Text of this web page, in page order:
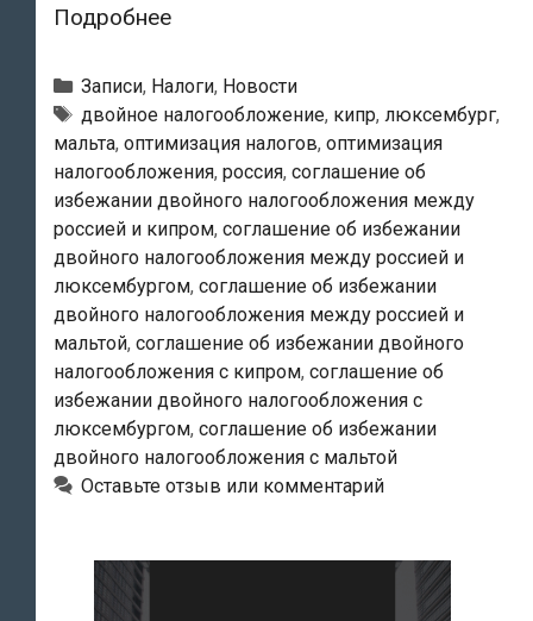
ПодробнееМальта
Люксембург
готовы
поднять
налоговые
ставки
Рубрики
Записи, Налоги, Новости
Метки
двойное налогообложение, кипр, люксембург,
мальта, оптимизация налогов, оптимизация
налогообложения, россия, соглашение об
избежании двойного налогообложения между
россией и кипром, соглашение об избежании
двойного налогообложения между россией и
люксембургом, соглашение об избежании
двойного налогообложения между россией и
мальтой, соглашение об избежании двойного
налогообложения с кипром, соглашение об
избежании двойного налогообложения с
люксембургом, соглашение об избежании
двойного налогообложения с мальтой
Оставьте отзыв или комментарий